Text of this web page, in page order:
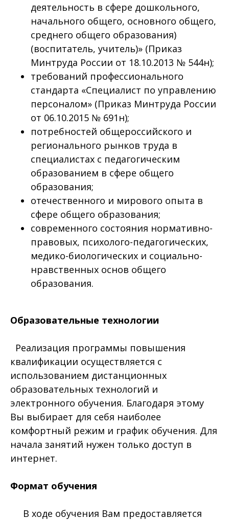
деятельность в сфере дошкольного,
начального общего, основного общего,
среднего общего образования)
(воспитатель, учитель)» (Приказ
Минтруда России от 18.10.2013 № 544н);
требований профессионального
стандарта «Специалист по управлению
персоналом» (Приказ Минтруда России
от 06.10.2015 № 691н);
потребностей общероссийского и
регионального рынков труда в
специалистах с педагогическим
образованием в сфере общего
образования;
отечественного и мирового опыта в
сфере общего образования;
современного состояния нормативно-
правовых, психолого-педагогических,
медико-биологических и социально-
нравственных основ общего
образования.
Образовательные технологии
Реализация программы повышения
квалификации осуществляется с
использованием дистанционных
образовательных технологий и
электронного обучения. Благодаря этому
Вы выбирает для себя наиболее
комфортный режим и график обучения. Для
начала занятий нужен только доступ в
интернет.
Формат обучения
В ходе обучения Вам предоставляется